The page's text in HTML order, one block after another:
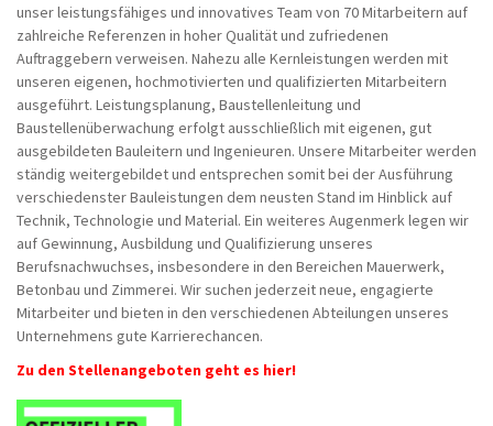
unser leistungsfähiges und innovatives Team von 70 Mitarbeitern auf
zahlreiche Referenzen in hoher Qualität und zufriedenen
Auftraggebern verweisen. Nahezu alle Kernleistungen werden mit
unseren eigenen, hochmotivierten und qualifizierten Mitarbeitern
ausgeführt. Leistungsplanung, Baustellenleitung und
Baustellenüberwachung erfolgt ausschließlich mit eigenen, gut
ausgebildeten Bauleitern und Ingenieuren. Unsere Mitarbeiter werden
ständig weitergebildet und entsprechen somit bei der Ausführung
verschiedenster Bauleistungen dem neusten Stand im Hinblick auf
Technik, Technologie und Material. Ein weiteres Augenmerk legen wir
auf Gewinnung, Ausbildung und Qualifizierung unseres
Berufsnachwuchses, insbesondere in den Bereichen Mauerwerk,
Betonbau und Zimmerei. Wir suchen jederzeit neue, engagierte
Mitarbeiter und bieten in den verschiedenen Abteilungen unseres
Unternehmens gute Karrierechancen.
Zu den Stellenangeboten geht es hier!